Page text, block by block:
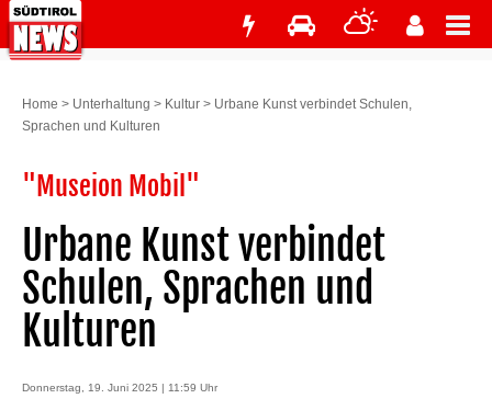
Home > Unterhaltung > Kultur > Urbane Kunst verbindet Schulen,
Sprachen und Kulturen
"Museion Mobil"
Urbane Kunst verbindet
Schulen, Sprachen und
Kulturen
Donnerstag, 19. Juni 2025 | 11:59 Uhr